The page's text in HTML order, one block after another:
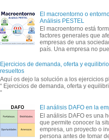
El macroentorno o
Análisis PESTEL
El macroentorno está
factores generales que
empresas de una
país. Una empresa no
Ejercicios de demanda, oferta y
resueltos
Aquí os dejo la solución a los ejercicios
“ Ejercicios de demanda, oferta y
”
El análisis DAFO en la
El análisis DAFO es una
que permite conocer la
empresa, un proyecto o
persona antes de tomar